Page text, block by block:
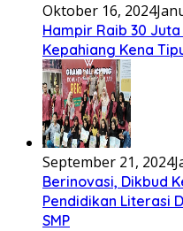
Oktober 16, 2024
Hampir Raib 30
Kepahiang Kena
September 21, 2024
Berinovasi, Dikbud
Pendidikan Literasi
SMP